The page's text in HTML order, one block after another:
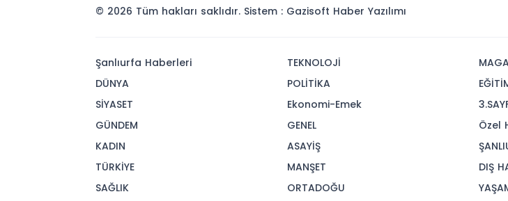
© 2026 Tüm hakları saklıdır. Sistem : Gazisoft Haber Yazılımı
Şanlıurfa Haberleri
DÜNYA
SİYASET
GÜNDEM
KADIN
TÜRKİYE
SAĞLIK
TEKNOLOJİ
POLİTİKA
Ekonomi-Emek
GENEL
ASAYİŞ
MANŞET
ORTADOĞU
Özel
DIŞ